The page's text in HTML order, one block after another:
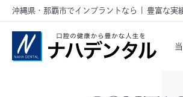
沖縄県・那覇市でインプラントなら | 豊富な実